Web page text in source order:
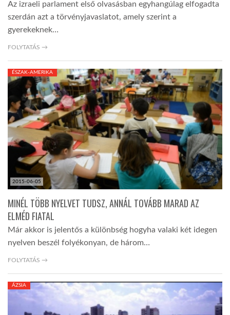
Az izraeli parlament első olvasásban egyhangúlag elfogadta
szerdán azt a törvényjavaslatot, amely szerint a
gyerekeknek…
FOLYTATÁS →
2015-06-05
ÉSZAK-AMERIKA
MINÉL TÖBB NYELVET TUDSZ, ANNÁL TOVÁBB MARAD AZ
ELMÉD FIATAL
Már akkor is jelentős a különbség hogyha valaki két idegen
nyelven beszél folyékonyan, de három…
FOLYTATÁS →
ÁZSIA